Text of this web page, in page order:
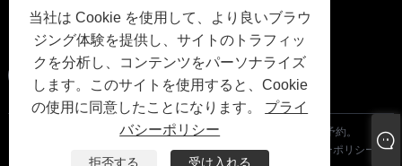
フォローする
Copyright© 2024 義烏イエトン貿易有限公司すべての権利予約。
RSS | XML | プライバシーポリシー |
当社は Cookie を使用して、より良いブラウ
ジング体験を提供し、サイトのトラフィッ
クを分析し、コンテンツをパーソナライズ
します。このサイトを使用すると、Cookie
の使用に同意したことになります。 プライ
バシーポリシー
拒否する 受け入れる